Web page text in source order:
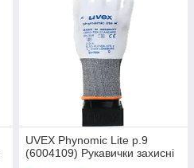
UVEX Phynomic Lite р.9
(6004109) Рукавички захисні